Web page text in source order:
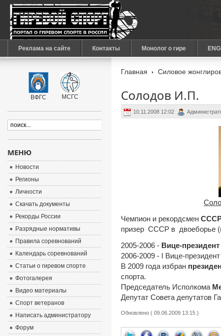
Реклама на сайте Контакты Монолог о гире
Главная Силовое
Солодов И.П.
10.11.2008 12:02
Чемпион и рекордсмен
призер СССР в двоеборье (
2005-2006 - Вице-
2006-2009 - I Вице-
В 2009 года избран
спорта.
Председатель Исполкома
Депутат Совета депутатов
Обновлено ( 09.06.2009 13:15 )
ВФГС МСГС
МЕНЮ
Новости
Регионы
Личности
Скачать документы
Рекорды России
Разрядные нормативы
Правила соревнований
Календарь соревнований
Статьи о гиревом спорте
Фотогалерея
Видео материалы
Спорт ветеранов
Написать администратору
Форум